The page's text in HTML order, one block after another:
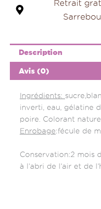
Retrait
Description
Avis (0)
Ingrédients:
inverti, eau, gélatine
poire. Colorant
Enrobage:fécule de
Conservation:2 mois
à l’abri de l’air et de